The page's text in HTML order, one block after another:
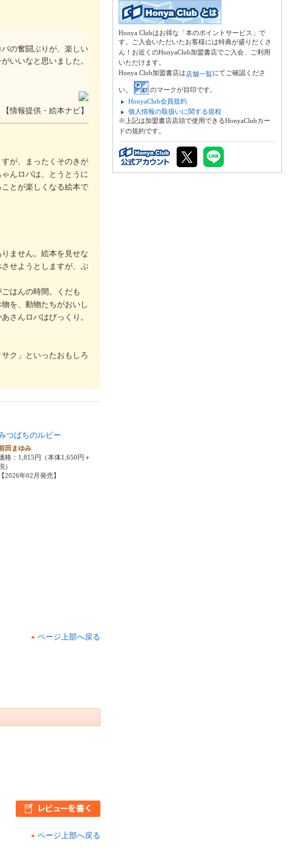
の奮闘ぶりが、楽しい
いいなと思いました。
【情報提供・絵本ナビ】
が、まったくそのきが
んロバは、とうとうに
とが楽しくなる絵本で
ません。絵本を見せな
せようとしますが、ぷ
はんの時間。くだも
を、動物たちがおいし
さんロバはびっくり。
ク」といったおもしろ
つばちのルビー
田まゆみ
格：1,815円（本体1,650円＋
）
【2026年02月発売】
ページ上部へ戻る
ページ上部へ戻る
Honya Clubはお得な「本のポイントサービス」で
す。ご入会いただいたお客様には特典が盛りだくさ
ん！お近くのHonyaClub加盟書店でご入会、ご利用
いただけます。
Honya Club加盟書店は店舗一覧にてご確認くださ
い。
のマークが目印です。
HonyaClub会員規約
個人情報の取扱いに関する規程
※上記は加盟書店店頭で使用できるHonyaClubカー
ドの規約です。